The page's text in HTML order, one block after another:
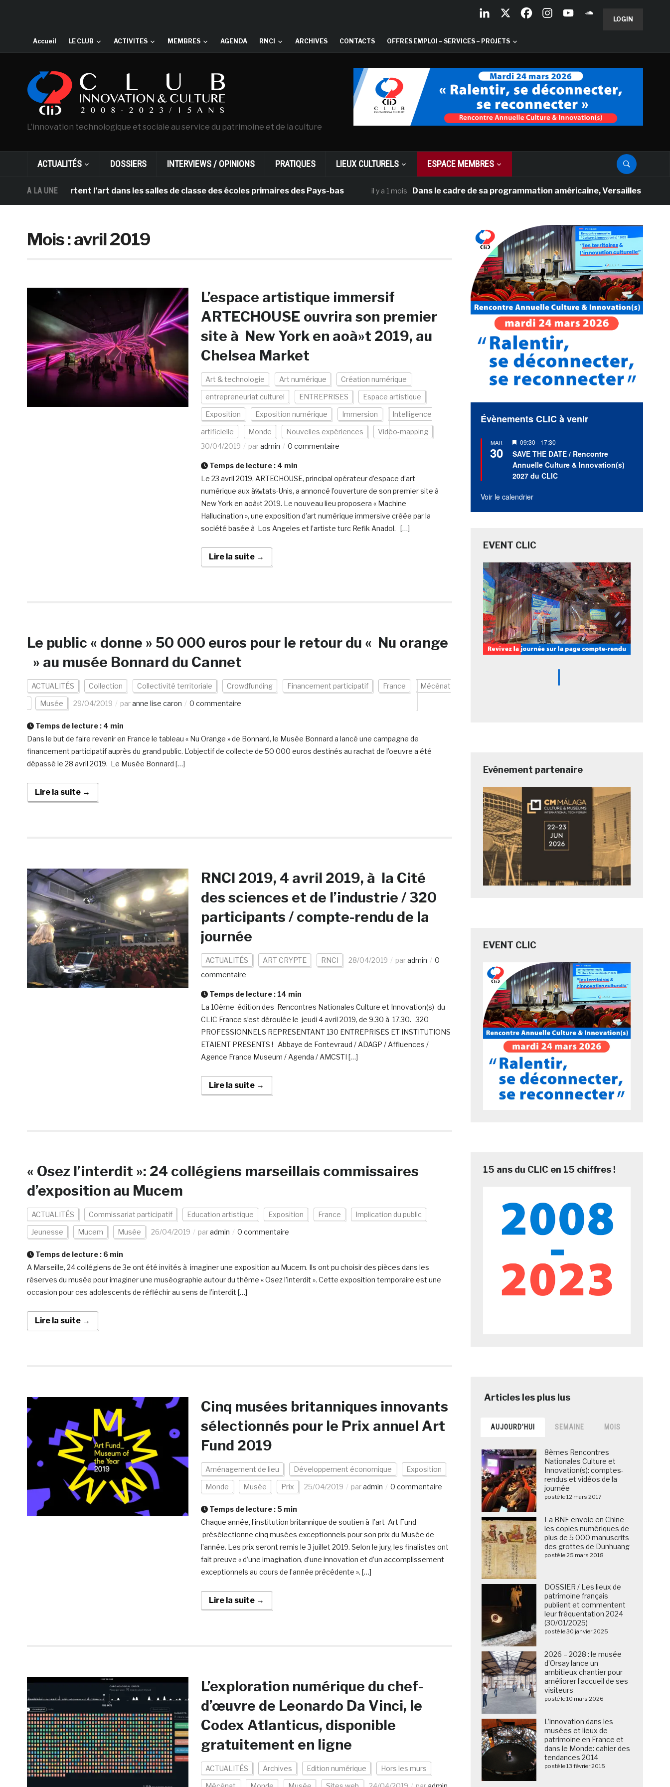
LOGIN
Accueil LE CLUB ACTIVITES MEMBRES AGENDA RNCI ARCHIVES CONTACTS OFFRES EMPLOI – SERVICES – PROJETS
L'innovation technologique et sociale au service du patrimoine et de la culture
ACTUALITÉS DOSSIERS INTERVIEWS / OPINIONS PRATIQUES LIEUX CULTURELS ESPACE MEMBRES
A LA UNE
DHL apportent l’art dans les salles de classe des écoles primaires des Pays-bas il y a 1 mois Dans le cadre de sa programmation américaine, Versailles présente
Mois :avril 2019
L’espace artistique immersif
ARTECHOUSE ouvrira son premier
site à New York en aoà»t 2019, au
Chelsea Market
Art & technologie Art numérique Création numérique
entrepreneuriat culturel ENTREPRISES Espace artistique
Exposition Exposition numérique Immersion Intelligence
artificielle Monde Nouvelles expériences
Vidéo-mapping
30/04/2019
paradmin 0 commentaire
Temps de lecture : 4 min
Le 23 avril 2019, ARTECHOUSE, principal opérateur d’espace d’art
numérique aux à‰tats-Unis, a annoncé l’ouverture de son premier site à
New York en aoà»t 2019. Le nouveau lieu proposera « Machine
Hallucination », une exposition d’art numérique immersive créée par la
société basée à Los Angeles et l’artiste turc Refik Anadol. […]
Lire la suite →
Le public « donne » 50 000 euros pour le retour du « Nu orange
» au musée Bonnard du Cannet
ACTUALITÉS Collection Collectivité territoriale Crowdfunding Financement participatif France Mécénat
Musée 29/04/2019 paranne lise caron 0 commentaire
Temps de lecture : 4 min
Dans le but de faire revenir en France le tableau « Nu Orange » de Bonnard, le Musée Bonnard a lancé une campagne de
financement participatif auprès du grand public. L’objectif de collecte de 50 000 euros destinés au rachat de l’oeuvre a été
dépassé le 28 avril 2019. Le Musée Bonnard […]
Lire la suite →
RNCI 2019, 4 avril 2019, à la Cité
des sciences et de l’industrie / 320
participants / compte-rendu de la
journée
ACTUALITÉS ART CRYPTE RNCI 28/04/2019 paradmin
0
commentaire
Temps de lecture : 14 min
La 10ème édition des Rencontres Nationales Culture et Innovation(s) du
CLIC France s’est déroulée le jeudi 4 avril 2019, de 9.30 à 17.30. 320
PROFESSIONNELS REPRESENTANT 130 ENTREPRISES ET INSTITUTIONS
ETAIENT PRESENTS ! Abbaye de Fontevraud / ADAGP / Affluences /
Agence France Museum / Agenda / AMCSTI […]
Lire la suite →
« Osez l’interdit »: 24 collégiens marseillais commissaires
d’exposition au Mucem
ACTUALITÉS Commissariat participatif Education artistique Exposition France Implication du public
Jeunesse Mucem Musée 26/04/2019 paradmin 0 commentaire
Temps de lecture : 6 min
A Marseille, 24 collégiens de 3e ont été invités à imaginer une exposition au Mucem. Ils ont pu choisir des pièces dans les
réserves du musée pour imaginer une muséographie autour du thème « Osez l’interdit ». Cette exposition temporaire est une
occasion pour ces adolescents de réfléchir au sens de l’interdit […]
Lire la suite →
Cinq musées britanniques innovants
sélectionnés pour le Prix annuel Art
Fund 2019
Aménagement de lieu Développement économique Exposition
Monde Musée Prix 25/04/2019 paradmin 0 commentaire
Temps de lecture : 5 min
Chaque année, l’institution britannique de soutien à l’art Art Fund
présélectionne cinq musées exceptionnels pour son prix du Musée de
l’année. Les prix seront remis le 3 juillet 2019. Selon le jury, les finalistes ont
fait preuve « d’une imagination, d’une innovation et d’un accomplissement
exceptionnels au cours de l’année précédente ». […]
Lire la suite →
L’exploration numérique du chef-
d’œuvre de Leonardo Da Vinci, le
Codex Atlanticus, disponible
gratuitement en ligne
ACTUALITÉS Archives Edition numérique Hors les murs
Évènements CLIC à venir
MAR
30
Mis
en
avant
09:30 - 17:30
SAVE THE DATE / Rencontre
Annuelle Culture & Innovation(s)
2027 du CLIC
Voir le calendrier
EVENT CLIC
Evénement partenaire
EVENT CLIC
15 ans du CLIC en 15 chiffres !
AUJOURD’HUI SEMAINE MOIS
8èmes Rencontres
Nationales Culture et
Innovation(s): comptes-
rendus et vidéos de la
journée
posté le 12 mars 2017
La BNF envoie en Chine
les copies numériques de
plus de 5 000 manuscrits
des grottes de Dunhuang
posté le 25 mars 2018
DOSSIER / Les lieux de
patrimoine français
publient et commentent
leur fréquentation 2024
(30/01/2025)
posté le 30 janvier 2025
2026 – 2028 : le musée
d’Orsay lance un
ambitieux chantier pour
améliorer l’accueil de ses
visiteurs
posté le 10 mars 2026
L’innovation dans les
musées et lieux de
patrimoine en France et
dans le Monde: cahier des
tendances 2014
posté le 13 février 2015